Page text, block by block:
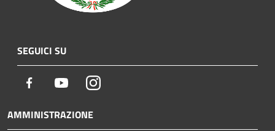
SEGUICI SU
Facebook YoutubeInstagram
AMMINISTRAZIONE